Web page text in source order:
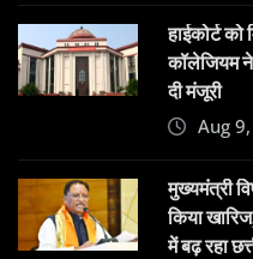
हाईकोर्ट
कॉलेजियम
दी मंजूरी
Aug
मुख्यमंत्री
किया
में बढ़ रहा